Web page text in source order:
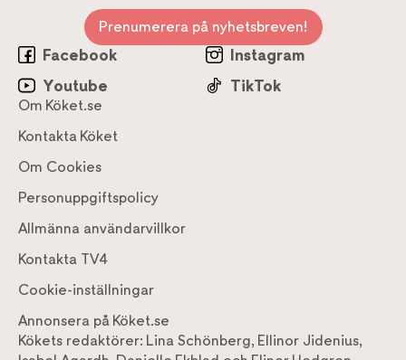
Prenumerera på nyhetsbreven!
Facebook
Instagram
Youtube
TikTok
Om Köket.se
Kontakta Köket
Om Cookies
Personuppgiftspolicy
Allmänna användarvillkor
Kontakta TV4
Cookie-inställningar
Annonsera på Köket.se
Kökets redaktörer: Lina Schönberg, Ellinor Jidenius,